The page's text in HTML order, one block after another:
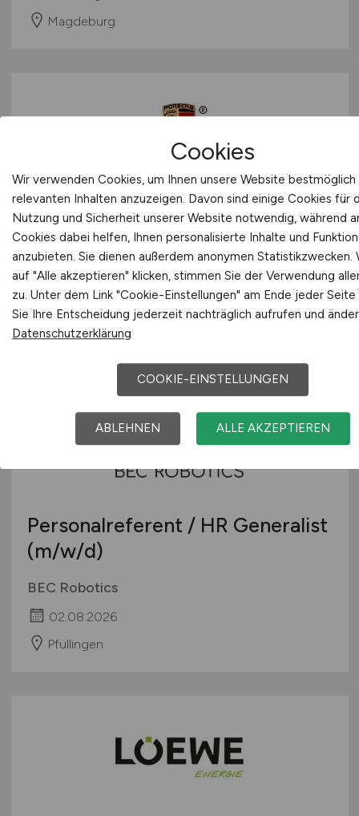
Magdeburg
Active Sourcing & Recruiting
Partner (all genders)
Porsche Consulting GmbH
vor 6 Tagen
Stuttgart, München, Hamburg, Berlin, Frankfurt
am Main
Personalreferent / HR Generalist
(m/w/d)
BEC Robotics
02.08.2026
Pfullingen
Cookies
Wir verwenden Cookies, um Ihnen unsere Website
relevanten Inhalten anzuzeigen. Davon sind einige Cookies für
Nutzung und Sicherheit unserer Website notwendig, während
Cookies dabei helfen, Ihnen personalisierte Inhalte und
anzubieten. Sie dienen außerdem anonymen Statistikzwecken.
auf "Alle akzeptieren" klicken, stimmen Sie der Verwendung
zu. Unter dem Link "Cookie-Einstellungen" am Ende jeder Seite
Sie Ihre Entscheidung jederzeit nachträglich aufrufen und
Datenschutzerklärung
COOKIE-EINSTELLUNGEN
ABLEHNEN ALLE AKZEPTIEREN